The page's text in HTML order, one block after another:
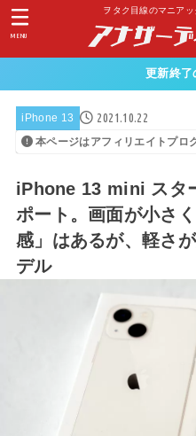
ヲタク目線のマニア
MENU
更新終了
iPhone 13 2021.10.22
本ページはアフィリエイトプロ
iPhone 13 mini スタ
ポート。画面が小さ
感」はあるが、軽さ
デル